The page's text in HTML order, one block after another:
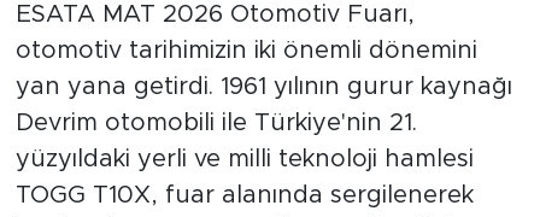
ESATA MAT 2026 Otomotiv Fuarı,
otomotiv tarihimizin iki önemli dönemini
yan yana getirdi. 1961 yılının gurur kaynağı
Devrim otomobili ile Türkiye'nin 21.
yüzyıldaki yerli ve milli teknoloji hamlesi
TOGG T10X, fuar alanında sergilenerek